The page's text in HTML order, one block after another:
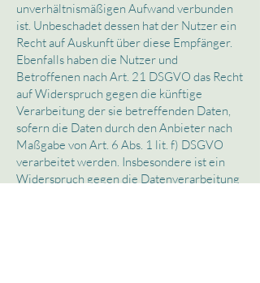
unverhältnismäßigen Aufwand verbunden
ist. Unbeschadet dessen hat der Nutzer ein
Recht auf Auskunft über diese Empfänger.
Ebenfalls haben die Nutzer und
Betroffenen nach Art. 21 DSGVO das Recht
auf Widerspruch gegen die künftige
Verarbeitung der sie betreffenden Daten,
sofern die Daten durch den Anbieter nach
Maßgabe von Art. 6 Abs. 1 lit. f) DSGVO
verarbeitet werden. Insbesondere ist ein
Widerspruch gegen die Datenverarbeitung